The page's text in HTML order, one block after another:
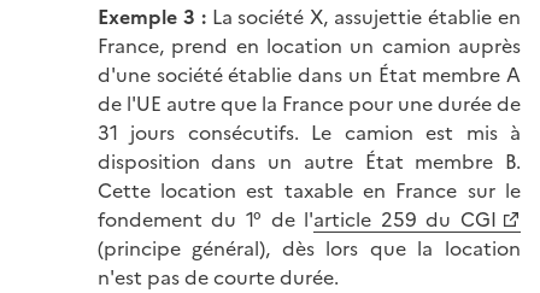
Exemple 3 : La société X, assujettie établie en
France, prend en location un camion auprès
d'une société établie dans un État membre A
de l'UE autre que la France pour une durée de
31 jours consécutifs. Le camion est mis à
disposition dans un autre État membre B.
Cette location est taxable en France sur le
fondement du 1° de l'article 259 du CGI
(principe général), dès lors que la location
n'est pas de courte durée.